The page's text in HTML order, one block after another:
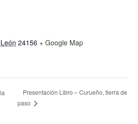
León 24156 + Google Map
Presentación Libro – Curueño, tierra de
paso